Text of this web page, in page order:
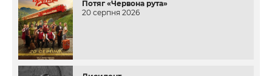
Потяг «Червона рута»
20 серпня 2026